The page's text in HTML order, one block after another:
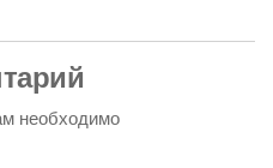
необходимо